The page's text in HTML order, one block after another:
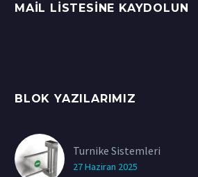
MAIL LISTESINE KAYDOLUN
BLOK YAZILARIMIZ
Turnike Sistemleri
27 Haziran 2025